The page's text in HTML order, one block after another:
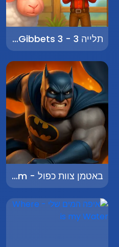
תלייה 3 - Hangman Gibbets 3
באטמן צוות כפול - Batman Double Team